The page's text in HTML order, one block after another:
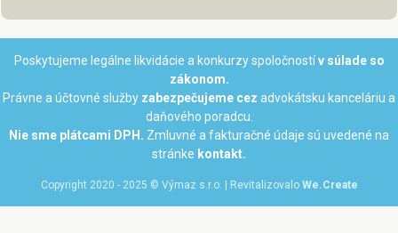
Poskytujeme legálne likvidácie a konkurzy spoločnostív súlade so
zákonom.
Právne a účtovné služby zabezpečujeme cez advokátsku kanceláriu a
daňového poradcu.
Nie sme plátcami DPH. Zmluvné a fakturačné údaje sú uvedené na
stránke kontakt.
Copyright 2020 - 2025 © Výmaz s.r.o. | Revitalizovalo We.Create